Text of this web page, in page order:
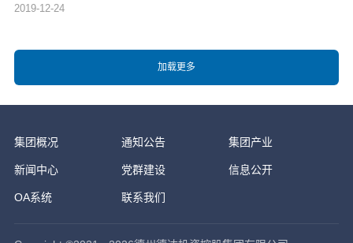
2019-12-24
集团概况 通知公告 集团产业
新闻中心 党群建设 信息公开
OA系统 联系我们